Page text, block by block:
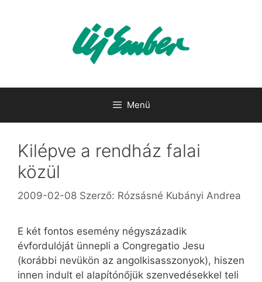
Menü
Kilépve a rendház falai
közül
2009-02-08 Szerző: Rózsásné Kubányi Andrea
E két fontos esemény négyszázadik
évfordulóját ünnepli a Congregatio Jesu
(korábbi nevükön az angolkisasszonyok), hiszen
innen indult el alapítónőjük szenvedésekkel teli